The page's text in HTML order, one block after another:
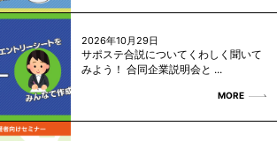
2026年10月29日
サポステ合説についてくわしく聞いて
みよう！ 合同企業説明会と ...
MORE